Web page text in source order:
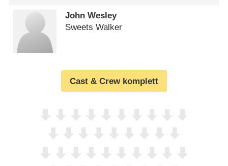
John Wesley
Sweets Walker
Cast & Crew komplett